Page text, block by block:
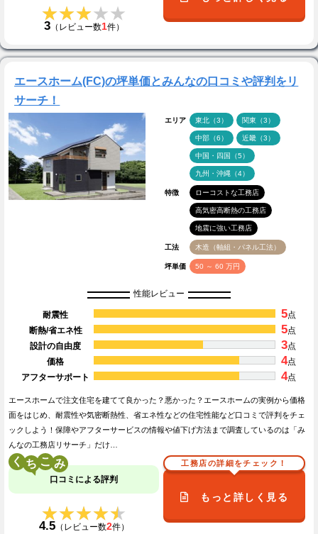
★★★★★
★★★★★
3（レビュー数1件）
エースホーム(FC)の坪単価とみんなの口コミや評判をリ
サーチ！
エリア 東北（3） 関東（3）
中部（6） 近畿（3）
中国・四国（5）
九州・沖縄（4）
特徴 ローコストな工務店
高気密高断熱の工務店
地震に強い工務店
工法 木造（軸組・パネル工法）
坪単価 50 ～ 60 万円
性能レビュー
耐震性 5点
断熱/省エネ性
5点
設計の自由度
3点
価格
4点
アフターサポート
4点
エースホームで注文住宅を建てて良かった？悪かった？エースホームの実例から価格
面をはじめ、耐震性や気密断熱性、省エネ性などの住宅性能など口コミで評判をチェ
ックしよう！保障やアフターサービスの情報や値下げ方法まで調査しているのは「み
んなの工務店リサーチ」だけ…
く こ
口コミによる評判
★★★★★
★★★★★
4.5（レビュー数2件）
工務店の詳細をチェック！
もっと詳しく見る